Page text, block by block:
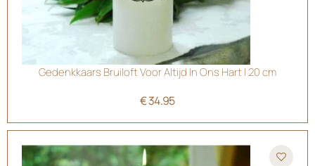
Gedenkkaars Bruiloft Voor Altijd In Ons Hart | 20 cm
€34.95